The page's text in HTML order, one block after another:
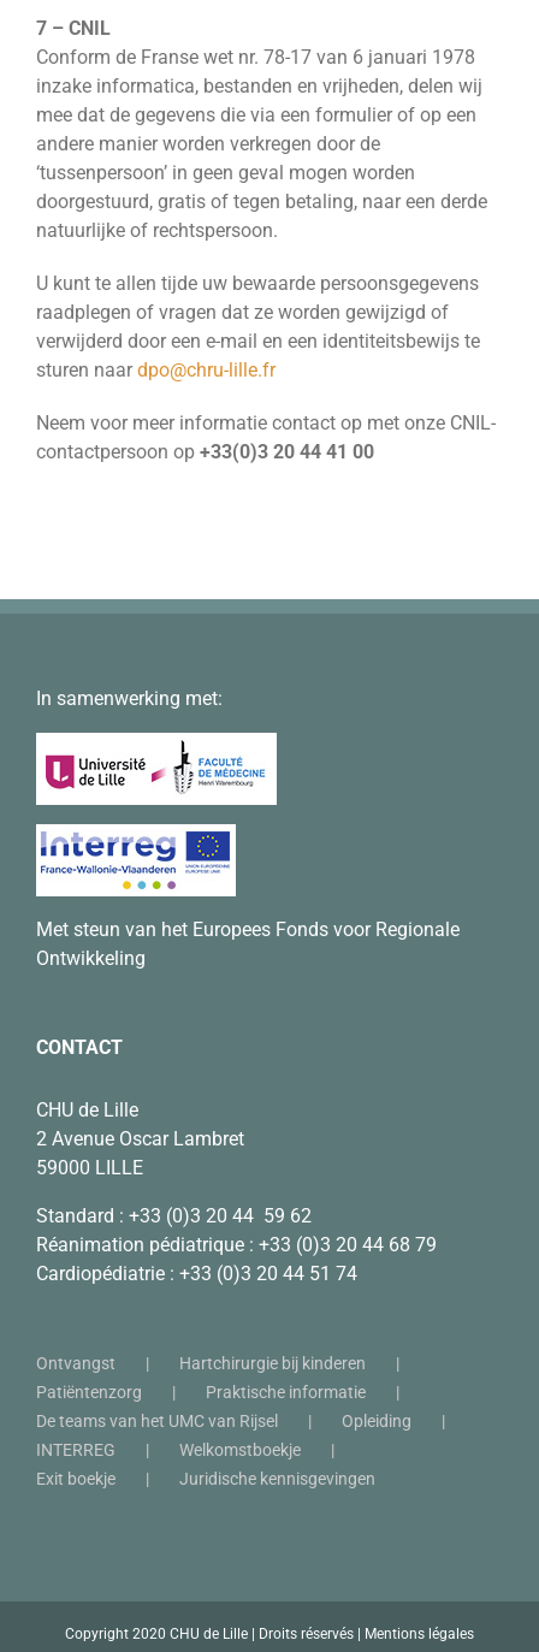
7 – CNIL
Conform de Franse wet nr. 78-17 van 6 januari 1978
inzake informatica, bestanden en vrijheden, delen wij
mee dat de gegevens die via een formulier of op een
andere manier worden verkregen door de
‘tussenpersoon’ in geen geval mogen worden
doorgestuurd, gratis of tegen betaling, naar een derde
natuurlijke of rechtspersoon.
U kunt te allen tijde uw bewaarde persoonsgegevens
raadplegen of vragen dat ze worden gewijzigd of
verwijderd door een e-mail en een identiteitsbewijs te
sturen naardpo@chru-lille.fr
Neem voor meer informatie contact op met onze CNIL-
contactpersoon op +33(0)3 20 44 41 00
In samenwerking met:
Met steun van het Europees Fonds voor Regionale
Ontwikkeling
CONTACT
CHU de Lille
2 Avenue Oscar Lambret
59000 LILLE
Standard : +33 (0)3 20 44 59 62
Réanimation pédiatrique : +33 (0)3 20 44 68 79
Cardiopédiatrie : +33 (0)3 20 44 51 74
Ontvangst
Hartchirurgie bij kinderen
Patiëntenzorg
Praktische informatie
De teams van het UMC van Rijsel
Opleiding
INTERREG
Welkomstboekje
Exit boekje
Juridische kennisgevingen
Copyright 2020 CHU de Lille | Droits réservés | Mentions légales